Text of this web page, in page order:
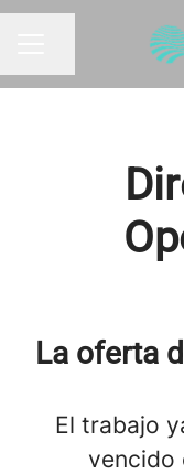
MENÚ DE EMPLEO
Compartir
La oferta
El trabajo
vencido